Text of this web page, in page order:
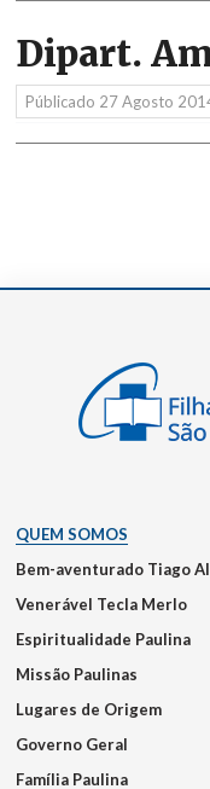
Dipart.
Públicado 27 Agosto
QUEM SOMOS
Bem-aventurado Tiago
Venerável Tecla Merlo
Espiritualidade Paulina
Missão Paulinas
Lugares de Origem
Governo Geral
Família Paulina